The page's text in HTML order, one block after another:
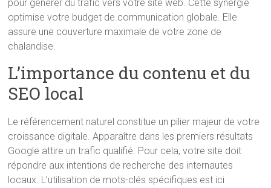
pour générer du trafic vers votre site web. Cette synergie
optimise votre budget de communication globale. Elle
assure une couverture maximale de votre zone de
chalandise.
L’importance du contenu et du
SEO local
Le référencement naturel constitue un pilier majeur de votre
croissance digitale. Apparaître dans les premiers résultats
Google attire un trafic qualifié. Pour cela, votre site doit
répondre aux intentions de recherche des internautes
locaux. L’utilisation de mots-clés spécifiques est ici